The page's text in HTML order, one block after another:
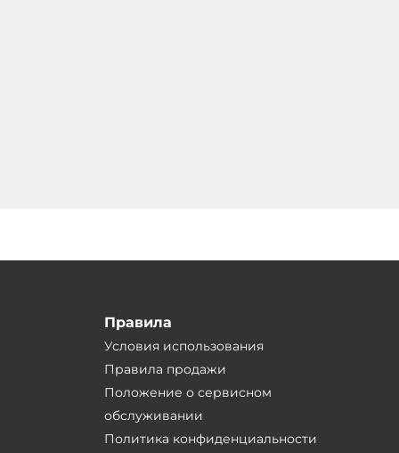
Правила
Условия использования
Правила продажи
Положение о сервисном
обслуживании
Политика конфиденциальности